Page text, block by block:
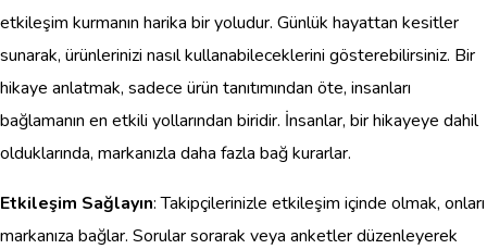
etkileşim kurmanın harika bir yoludur. Günlük hayattan kesitler
sunarak, ürünlerinizi nasıl kullanabileceklerini gösterebilirsiniz. Bir
hikaye anlatmak, sadece ürün tanıtımından öte, insanları
bağlamanın en etkili yollarından biridir. İnsanlar, bir hikayeye dahil
olduklarında, markanızla daha fazla bağ kurarlar.
Etkileşim Sağlayın: Takipçilerinizle etkileşim içinde olmak, onları
markanıza bağlar. Sorular sorarak veya anketler düzenleyerek